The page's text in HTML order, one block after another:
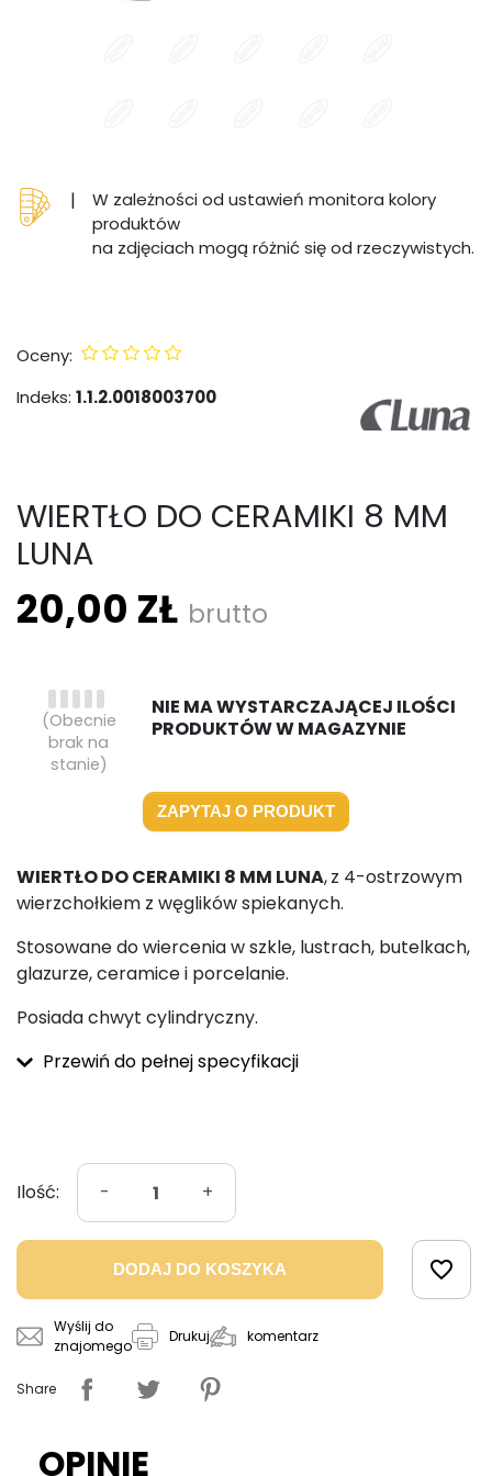
|
W zależności od ustawień monitora kolory
produktów
na zdjęciach mogą różnić się od rzeczywistych.
Oceny:
Indeks: 1.1.2.0018003700
WIERTŁO DO CERAMIKI 8 MM
LUNA
20,00 ZŁ brutto
NIE MA WYSTARCZAJĄCEJ ILOŚCI
PRODUKTÓW W MAGAZYNIE
(Obecnie
brak na
stanie)
ZAPYTAJ O PRODUKT
WIERTŁO DO CERAMIKI 8 MM LUNA,z 4-ostrzowym
wierzchołkiem z węglików spiekanych.
Stosowane do wiercenia w szkle, lustrach, butelkach,
glazurze, ceramice i porcelanie.
Posiada chwyt cylindryczny.
Przewiń do pełnej specyfikacji
Ilość: - +
DODAJ DO KOSZYKA favorite_border
Wyślij do
znajomego
Drukuj komentarz
Share
OPINIE